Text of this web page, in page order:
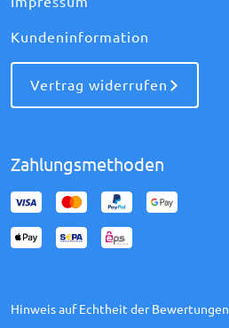
Kundeninformation
Vertrag widerrufen
Zahlungsmethoden
Hinweis auf Echtheit der Bewertungen